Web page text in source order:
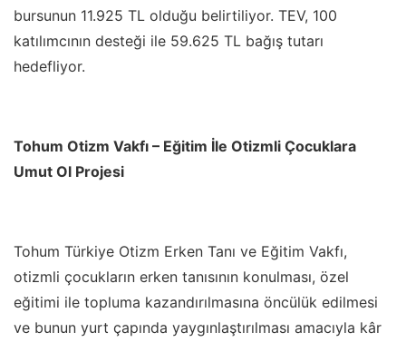
bursunun 11.925 TL olduğu belirtiliyor. TEV, 100
katılımcının desteği ile 59.625 TL bağış tutarı
hedefliyor.
Tohum Otizm Vakfı – Eğitim İle Otizmli Çocuklara
Umut Ol Projesi
Tohum Türkiye Otizm Erken Tanı ve Eğitim Vakfı,
otizmli çocukların erken tanısının konulması, özel
eğitimi ile topluma kazandırılmasına öncülük edilmesi
ve bunun yurt çapında yaygınlaştırılması amacıyla kâr